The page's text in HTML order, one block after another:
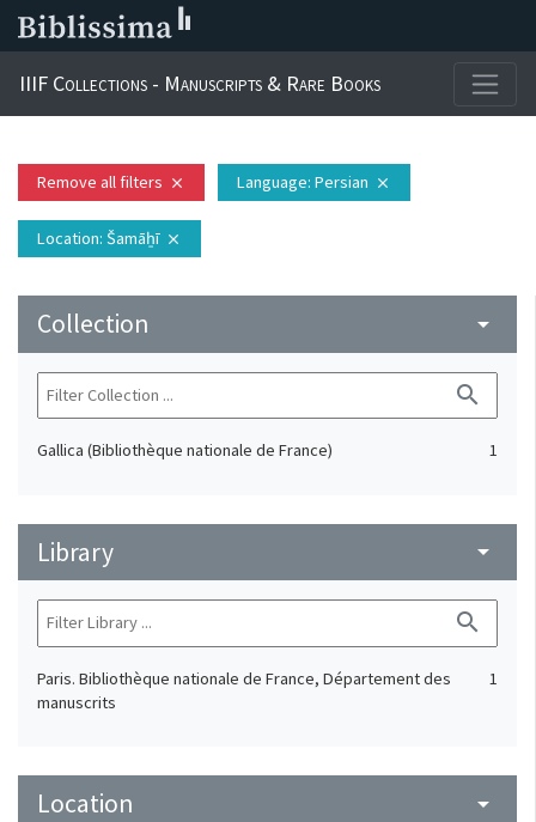
IIIF Collections - Manuscripts & Rare Books
Remove all filters close Language: Persian close
Location: Šamāẖī close
Collection arrow_drop_down
search
Gallica (Bibliothèque nationale de France) 1
Library arrow_drop_down
search
Paris. Bibliothèque nationale de France, Département des
manuscrits
1
Location arrow_drop_down